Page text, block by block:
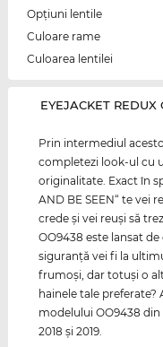
Opțiuni lentile
Culoare rame
Culoarea lentilei
‌EYEJACKET
Prin intermediul
completezi look-ul cu
originalitate. Exact în
AND BE SEEN“ te vei
crede şi vei reuşi să
OO9438 este lansat
siguranţă vei fi la
frumoşi, dar totuşi o
hainele tale
modelului OO9438
2018 şi 2019.